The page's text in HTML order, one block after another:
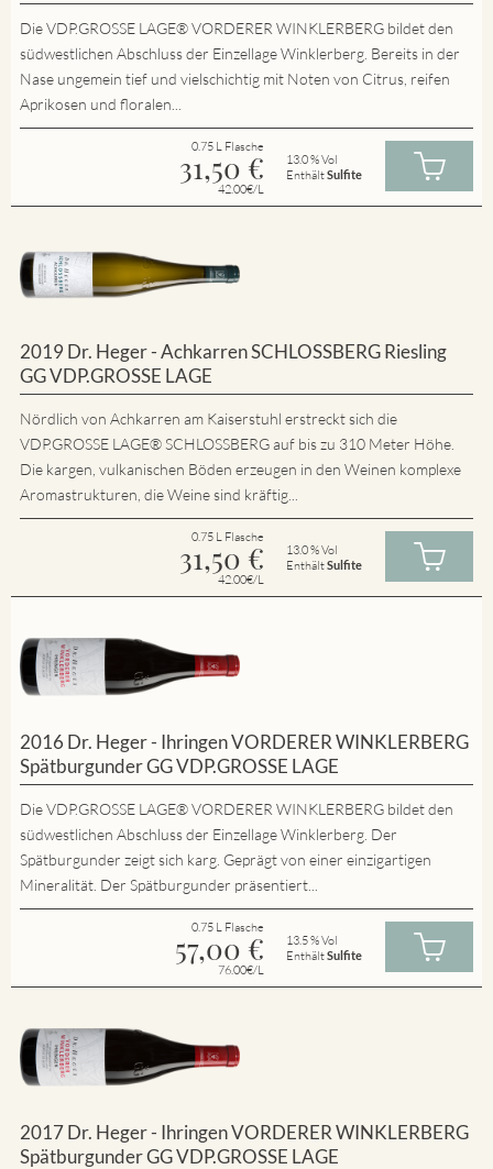
Die VDP.GROSSE LAGE® VORDERER WINKLERBERG bildet den
südwestlichen Abschluss der Einzellage Winklerberg. Bereits in der
Nase ungemein tief und vielschichtig mit Noten von Citrus, reifen
Aprikosen und floralen...
0.75 L Flasche
31,50 €
42.00€/L
13.0 % Vol
EnthältSulfite
2019 Dr. Heger - Achkarren SCHLOSSBERG Riesling
GG VDP.GROSSE LAGE
Nördlich von Achkarren am Kaiserstuhl erstreckt sich die
VDP.GROSSE LAGE® SCHLOSSBERG auf bis zu 310 Meter Höhe.
Die kargen, vulkanischen Böden erzeugen in den Weinen komplexe
Aromastrukturen, die Weine sind kräftig...
0.75 L Flasche
31,50 €
42.00€/L
13.0 % Vol
EnthältSulfite
2016 Dr. Heger - Ihringen VORDERER WINKLERBERG
Spätburgunder GG VDP.GROSSE LAGE
Die VDP.GROSSE LAGE® VORDERER WINKLERBERG bildet den
südwestlichen Abschluss der Einzellage Winklerberg. Der
Spätburgunder zeigt sich karg. Geprägt von einer einzigartigen
Mineralität. Der Spätburgunder präsentiert...
0.75 L Flasche
57,00 €
76.00€/L
13.5 % Vol
EnthältSulfite
2017 Dr. Heger - Ihringen VORDERER WINKLERBERG
Spätburgunder GG VDP.GROSSE LAGE